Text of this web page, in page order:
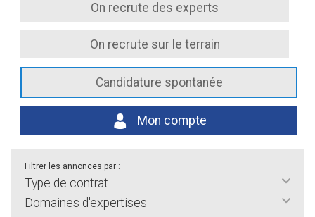
On recrute des experts
On recrute sur le terrain
Candidature spontanée
Mon compte
Filtrer les annonces par :
Type de contrat
Domaines d'expertises